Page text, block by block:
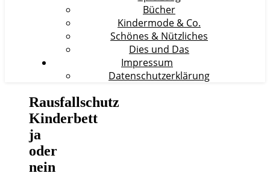
Bücher
Kindermode & Co.
Schönes & Nützliches
Dies und Das
Impressum
Datenschutzerklärung
Rausfallschutz
Kinderbett
ja
oder
nein